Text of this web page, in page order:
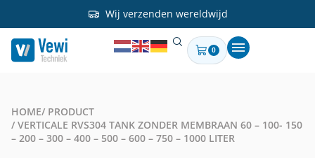
Wij verzenden wereldwijd
0
HOME/ PRODUCT
/ VERTICALE RVS304 TANK ZONDER MEMBRAAN 60 – 100- 150
– 200 – 300 – 400 – 500 – 600 – 750 – 1000 LITER